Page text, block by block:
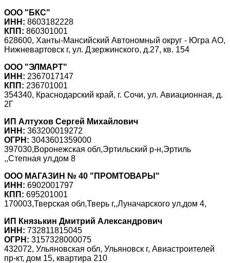
ООО "БКС"
ИНН: 8603182228
КПП: 860301001
628600, Ханты-Мансийский Автономный округ - Югра АО,
Нижневартовск г, ул. Дзержинского, д.27, кв. 154
ООО "ЭЛМАРТ"
ИНН: 2367017147
КПП: 236701001
354340, Краснодарский край, г. Сочи, ул. Авиационная, д.
2Г
ИП Алтухов Сергей Михайлович
ИНН: 363200019272
ОГРН: 3043601359000
397030,Воронежская обл,Эртильский р-н,Эртиль
,,Степная ул,дом 8
ООО МАГАЗИН № 40 "ПРОМТОВАРЫ"
ИНН: 6902001797
КПП: 695201001
170003,Тверская обл,Тверь г,,Луначарского ул,дом 4,
ИП Князькин Дмитрий Александрович
ИНН: 732811815045
ОГРН: 3157328000075
432072, Ульяновская обл, Ульяновск г, Авиастроителей
пр-кт, дом 15, квартира 210